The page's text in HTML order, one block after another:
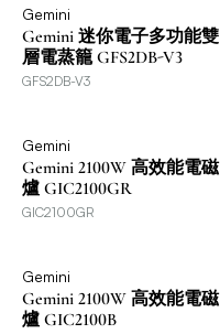
Gemini
Gemini 迷你電子多功能雙
層電蒸籠 GFS2DB-V3
GFS2DB-V3
Gemini
Gemini 2100W 高效能電磁
爐 GIC2100GR
GIC2100GR
Gemini
Gemini 2100W 高效能電磁
爐 GIC2100B